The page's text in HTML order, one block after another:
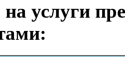
на услуги